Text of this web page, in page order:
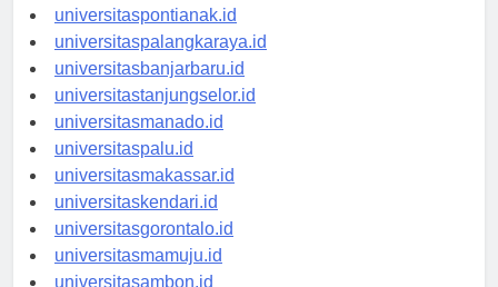
universitaskupang.id
universitaspontianak.id
universitaspalangkaraya.id
universitasbanjarbaru.id
universitastanjungselor.id
universitasmanado.id
universitaspalu.id
universitasmakassar.id
universitaskendari.id
universitasgorontalo.id
universitasmamuju.id